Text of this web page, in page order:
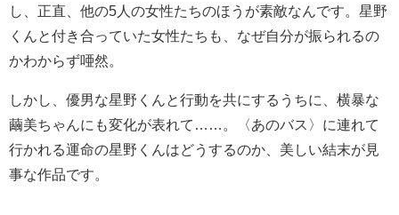
し、正直、他の5人の女性たちのほうが素敵なんです。星野
くんと付き合っていた女性たちも、なぜ自分が振られるの
かわからず唖然。
しかし、優男な星野くんと行動を共にするうちに、横暴な
繭美ちゃんにも変化が表れて……。〈あのバス〉に連れて
行かれる運命の星野くんはどうするのか、美しい結末が見
事な作品です。